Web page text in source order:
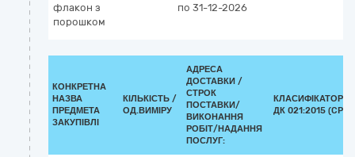
флакон з
порошком
по 31-12-2026
КОНКРЕТНА
НАЗВА
ПРЕДМЕТА
ЗАКУПІВЛІ
КІЛЬКІСТЬ /
ОД.ВИМІРУ
АДРЕСА
ДОСТАВКИ /
СТРОК
ПОСТАВКИ/
ВИКОНАННЯ
РОБІТ/НАДАННЯ
ПОСЛУГ:
КЛАСИФІКАТОР
ДК 021:2015 (CPV)